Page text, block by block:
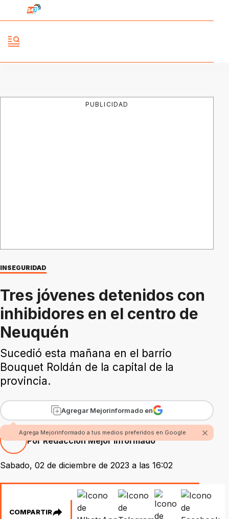
PUBLICIDAD
INSEGURIDAD
Tres jóvenes detenidos con
inhibidores en el centro de
Neuquén
Sucedió esta mañana en el barrio
Bouquet Roldán de la capital de la
provincia.
Agregar Mejorinformado en
Agrega Mejorinformado a tus medios preferidos en Google
Por Redacción Mejor Informado
Sabado, 02 de diciembre de 2023 a las 16:02
COMPARTIR